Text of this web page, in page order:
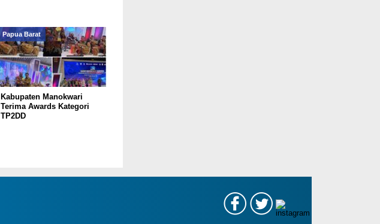
Papua Barat
Kabupaten Manokwari
Terima Awards Kategori
TP2DD